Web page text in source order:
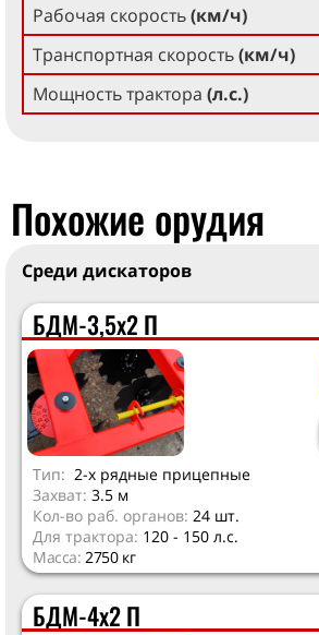
Рабочая скорость(км/ч)
Транспортная скорость(км/ч)
Мощность трактора (л.с.)
Похожие орудия
Среди дискаторов
БДМ-3,5х2 П
Тип: 2-х рядные прицепные
Захват: 3.5 м
Кол-во раб. органов: 24 шт.
Для трактора: 120 - 150 л.с.
Масса: 2750 кг
БДМ-4х2 П